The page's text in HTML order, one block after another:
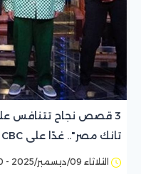
3 قصص نجاح تتنافس
تانك مصر".. غدًا على CBC
الثلاثاء 09/ديسمبر/2025 - 07:20 م